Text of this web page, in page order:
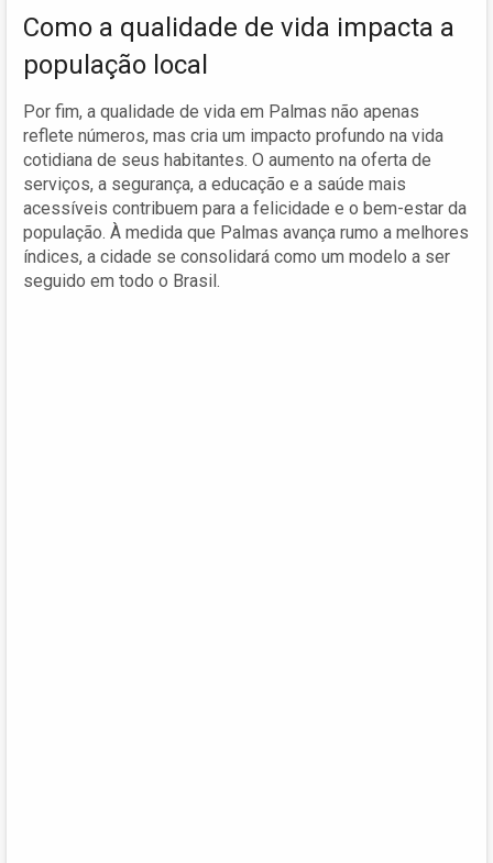
Como a qualidade de vida impacta a
população local
Por fim, a qualidade de vida em Palmas não apenas
reflete números, mas cria um impacto profundo na vida
cotidiana de seus habitantes. O aumento na oferta de
serviços, a segurança, a educação e a saúde mais
acessíveis contribuem para a felicidade e o bem-estar da
população. À medida que Palmas avança rumo a melhores
índices, a cidade se consolidará como um modelo a ser
seguido em todo o Brasil.